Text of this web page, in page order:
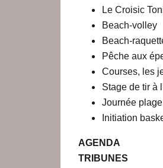
Le Croisic
Beach-volley
Beach-
Pêche aux
Courses, les
Stage de tir à
Journée
Initiation
AGENDA
TRIBUNES